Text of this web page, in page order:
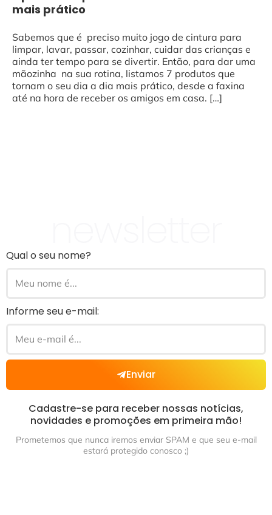
mais prático
Sabemos que é preciso muito jogo de cintura para
limpar, lavar, passar, cozinhar, cuidar das crianças e
ainda ter tempo para se divertir. Então, para dar uma
mãozinha na sua rotina, listamos 7 produtos que
tornam o seu dia a dia mais prático, desde a faxina
até na hora de receber os amigos em casa. […]
Qual o seu nome?
Informe seu e-mail:
Enviar
Cadastre-se para receber nossas notícias,
novidades e promoções em primeira mão!
Prometemos que nunca iremos enviar SPAM e que seu e-mail
estará protegido conosco ;)